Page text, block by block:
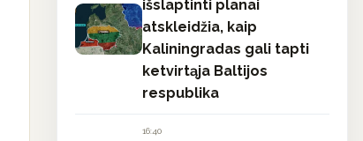
išslaptinti planai
atskleidžia, kaip
Kaliningradas gali tapti
ketvirtąja Baltijos
respublika
16:40